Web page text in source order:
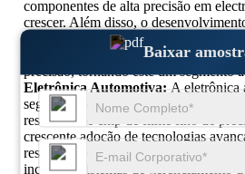
Baixar
componentes de alta precisão em
crescer. Além disso, o
vestíveis, que contam com tecnologia
contribuindo para o aumento da
precisão, tornando este um segmento
Eletrônica Automotiva:A eletrônica
segmentos de aplicação de mais rápido
resistores de chip de filme fino de
crescente adoção de tecnologias
resistores de precisão são essenciais
incluindo sistemas de gerenciamento